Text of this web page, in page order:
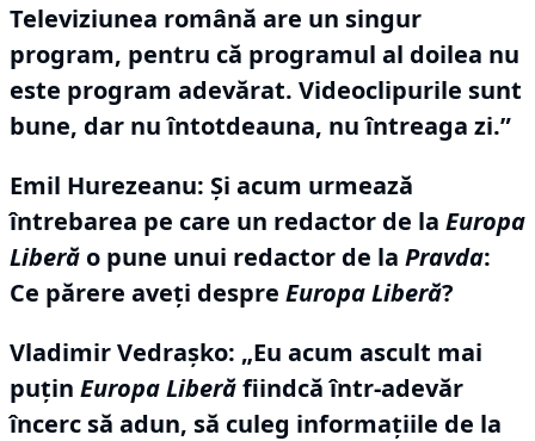
Televiziunea română are un singur
program, pentru că programul al doilea nu
este program adevărat. Videoclipurile sunt
bune, dar nu întotdeauna, nu întreaga zi.”
Emil Hurezeanu: Şi acum urmează
întrebarea pe care un redactor de la Europa
Liberă o pune unui redactor de la Pravda:
Ce părere aveţi despre Europa Liberă?
Vladimir Vedraşko: „Eu acum ascult mai
puţin Europa Liberăfiindcă într-adevăr
încerc să adun, să culeg informaţiile de la